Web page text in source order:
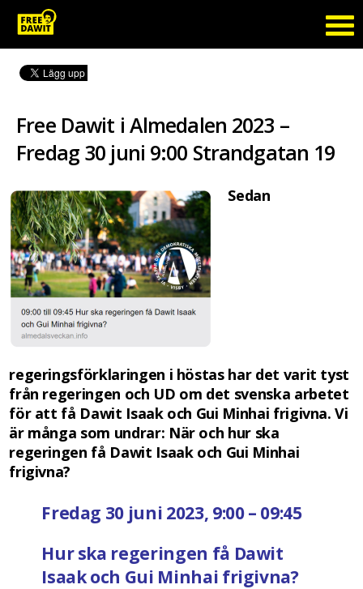
Free Dawit i Almedalen 2023 –
Fredag 30 juni 9:00 Strandgatan 19
Sedan
regeringsförklaringen i höstas har det varit tyst
från regeringen och UD om det svenska arbetet
för att få Dawit Isaak och Gui Minhai frigivna. Vi
är många som undrar: När och hur ska
regeringen få Dawit Isaak och Gui Minhai
frigivna?
Fredag 30 juni 2023, 9:00 – 09:45
Hur ska regeringen få Dawit
Isaak och Gui Minhai frigivna?